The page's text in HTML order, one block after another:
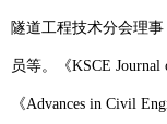
隧道工程技术分会理
员等。《KSCE
《Advances in Civil